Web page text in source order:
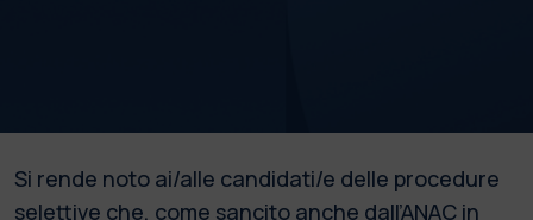
Si rende noto ai/alle candidati/e delle procedure
selettive che, come sancito anche dall’ANAC in